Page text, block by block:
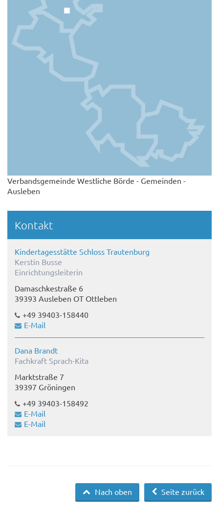
Verbandsgemeinde Westliche Börde - Gemeinden -
Ausleben
Kontakt
Kindertagesstätte Schloss Trautenburg
Kerstin Busse
Einrichtungsleiterin
Damaschkestraße 6
39393 Ausleben OT Ottleben
+49 39403-158440
E-Mail
Dana Brandt
Fachkraft Sprach-Kita
Marktstraße 7
39397 Gröningen
+49 39403-158492
E-Mail
E-Mail
Seite zurück
Nach oben